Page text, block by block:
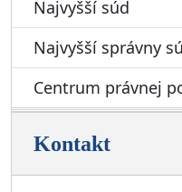
Najvyšší súd
Najvyšší správny
Centrum právnej
Kontakt